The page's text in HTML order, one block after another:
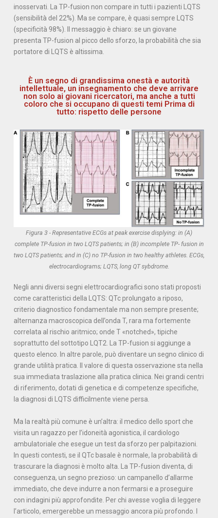
inosservati. La TP-fusion non compare in tutti i pazienti LQTS
(sensibilità del 22%). Ma se compare, è quasi sempre LQTS
(specificità 98%). Il messaggio è chiaro: se un giovane
presenta TP-fusion al picco dello sforzo, la probabilità che sia
portatore di LQTS è altissima.
È un segno di grandissima onestà e autorità
intellettuale, un insegnamento che deve arrivare
non solo ai giovani ricercatori, ma anche a tutti
coloro che si occupano di questi temi Prima di
tutto: rispetto delle persone
Figura 3 - Representative ECGs at peak exercise displying: in (A)
complete TP-fusion in two LQTS patients; in (B) incomplete TP- fusion in
two LQTS patients; and in (C) no TP-fusion in two healthy athletes. ECGs,
electrocardiograms; LQTS, long QT sybdrome.
Negli anni diversi segni elettrocardiografici sono stati proposti
come caratteristici della LQTS: QTc prolungato a riposo,
criterio diagnostico fondamentale ma non sempre presente;
alternanza macroscopica dell’onda T, rara ma fortemente
correlata al rischio aritmico; onde T «notched», tipiche
soprattutto del sottotipo LQT2. La TP-fusion si aggiunge a
questo elenco. In altre parole, può diventare un segno clinico di
grande utilità pratica. Il valore di questa osservazione sta nella
sua immediata traslazione alla pratica clinica. Nei grandi centri
di riferimento, dotati di genetica e di competenze specifiche,
la diagnosi di LQTS difficilmente viene persa.
Ma la realtà più comune è un’altra: il medico dello sport che
visita un ragazzo per l’idoneità agonistica, il cardiologo
ambulatoriale che esegue un test da sforzo per palpitazioni.
In questi contesti, se il QTc basale è normale, la probabilità di
trascurare la diagnosi è molto alta. La TP-fusion diventa, di
conseguenza, un segno prezioso: un campanello d’allarme
immediato, che deve indurre a non fermarsi e a proseguire
con indagini più approfondite. Per chi avesse voglia di leggere
l’articolo, emergerebbe un messaggio ancora più profondo. I